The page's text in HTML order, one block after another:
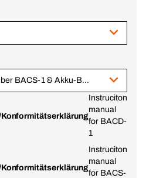
351938 12V Akku-Schrauber BACS-1 & Akku-Bohrschrauber BACD-1 im BC+
Instruciton
manual
for BACD-
1
Instruciton
manual
for BACS-